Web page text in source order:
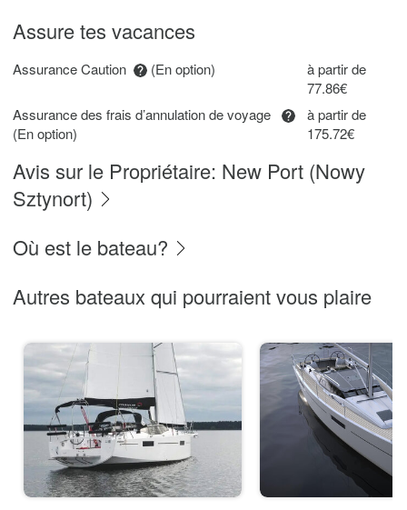
Assure tes vacances
Assurance Caution (En option)
à partir de
77.86€
Assurance des frais d’annulation de voyage
(En option)
à partir de
175.72€
Avis sur le Propriétaire: New Port (Nowy
Sztynort)
Où est le bateau?
Autres bateaux qui pourraient vous plaire